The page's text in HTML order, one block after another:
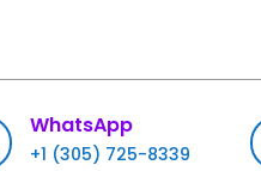
WhatsApp
+1 (305) 725-8339